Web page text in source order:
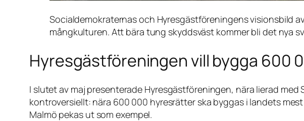
Socialdemokraternas och Hyresgästföreningens visionsbild
mångkulturen. Att bära tung skyddsväst kommer bli det nya
Hyresgästföreningen vill bygga 600
I slutet av maj presenterade Hyresgästföreningen, nära lierad
kontroversiellt: nära 600 000 hyresrätter ska byggas i landets
Malmö pekas ut som exempel.